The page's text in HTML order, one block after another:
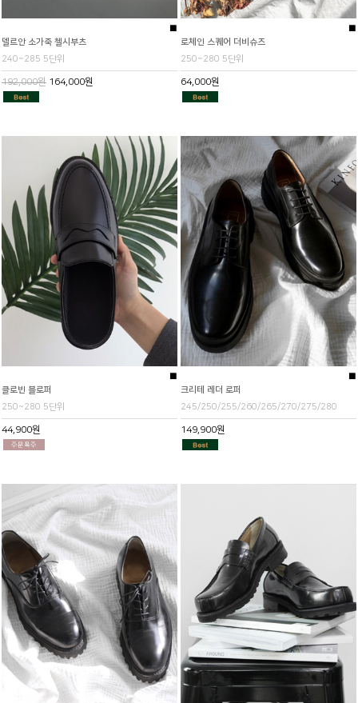
■
델르안 소가죽 첼시부츠
240~285 5단위
192,000원 164,000원
■
로체인 스퀘어 더비슈즈
250~280 5단위
64,000원
클로빈 블로퍼
250~280 5단위
44,900원
크리테 레더 로퍼
245/250/255/260/265/270/275/280
149,900원